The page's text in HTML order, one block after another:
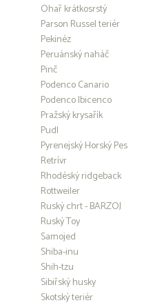
Ohař krátkosrstý
Parson Russel teriér
Pekinéz
Peruánský naháč
Pinč
Podenco Canario
Podenco Ibicenco
Pražský krysařík
Pudl
Pyrenejský Horský Pes
Retrívr
Rhodéský ridgeback
Rottweiler
Ruský chrt - BARZOJ
Ruský Toy
Samojed
Shiba-inu
Shih-tzu
Sibiřský husky
Skotský teriér